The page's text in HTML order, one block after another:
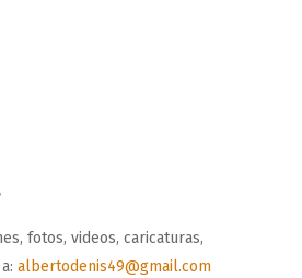
fotos, videos, caricaturas,
albertodenis49@gmail.com